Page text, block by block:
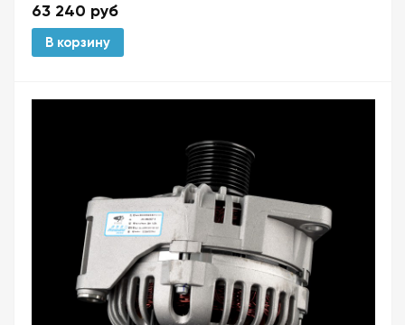
63 240 руб
В корзину